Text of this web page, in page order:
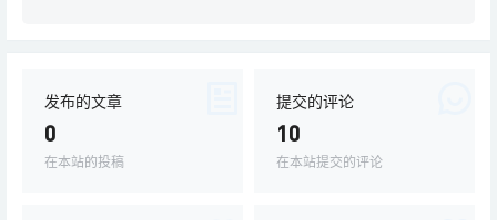
发布的文章
0
在本站的投稿
提交的评论
10
在本站提交的评论